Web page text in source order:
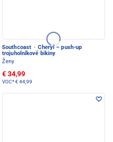
Southcoast · Cheryl – push-up
trojuholníkové bikiny
Ženy
€ 34,99
VOC*€ 44,99